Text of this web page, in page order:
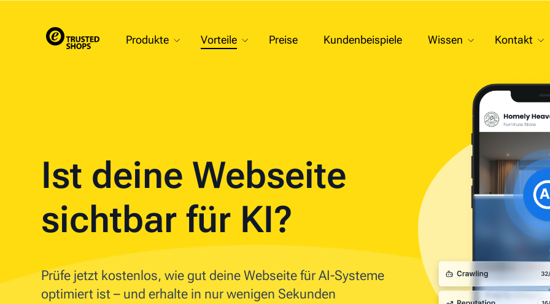
Produkte Vorteile Preise Kundenbeispiele Wissen Kontakt
Ist deine Webseite
sichtbar für KI?
Prüfe jetzt kostenlos, wie gut deine Webseite für AI-Systeme
optimiert ist – und erhalte in nur wenigen Sekunden